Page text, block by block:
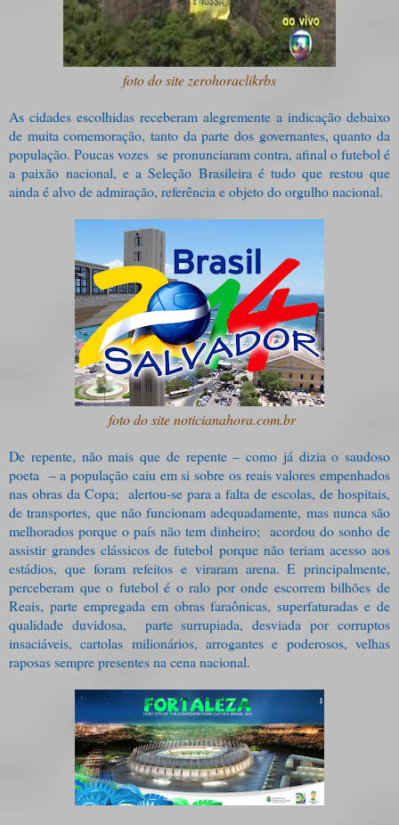
foto do site zerohoraclikrbs
As cidades escolhidas receberam alegremente a indicação debaixo
de muita comemoração, tanto da parte dos governantes, quanto da
população. Poucas vozes se pronunciaram contra, afinal o futebol é
a paixão nacional, e a Seleção Brasileira é tudo que restou que
ainda é alvo de admiração, referência e objeto do orgulho nacional.
foto do site noticianahora.com.br
De repente, não mais que de repente – como já dizia o saudoso
poeta – a população caiu em si sobre os reais valores empenhados
nas obras da Copa; alertou-se para a falta de escolas, de hospitais,
de transportes, que não funcionam adequadamente, mas nunca são
melhorados porque o país não tem dinheiro; acordou do sonho de
assistir grandes clássicos de futebol porque não teriam acesso aos
estádios, que foram refeitos e viraram arena. E principalmente,
perceberam que o futebol é o ralo por onde escorrem bilhões de
Reais, parte empregada em obras faraônicas, superfaturadas e de
qualidade duvidosa,
parte surrupiada, desviada por corruptos
insaciáveis, cartolas milionários, arrogantes e poderosos, velhas
raposas sempre presentes na cena nacional.